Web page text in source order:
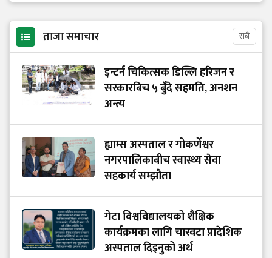
ताजा समाचार सबै
इन्टर्न चिकित्सक डिल्लि हरिजन र
सरकारबिच ५ बुँदे सहमति, अनशन
अन्त्य
ह्याम्स अस्पताल र गोकर्णेश्वर
नगरपालिकाबीच स्वास्थ्य सेवा
सहकार्य सम्झौता
गेटा विश्वविद्यालयको शैक्षिक
कार्यक्रमका लागि चारवटा प्रादेशिक
अस्पताल दिइनुको अर्थ